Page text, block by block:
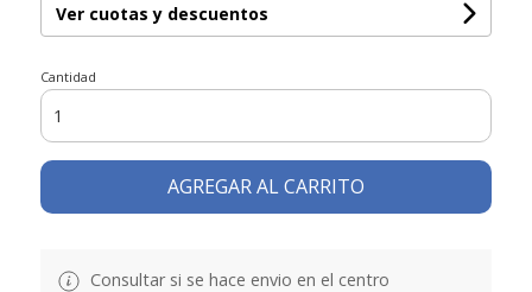
Ver cuotas y descuentos
Cantidad
AGREGAR AL CARRITO
Consultar si se hace envio en el centro